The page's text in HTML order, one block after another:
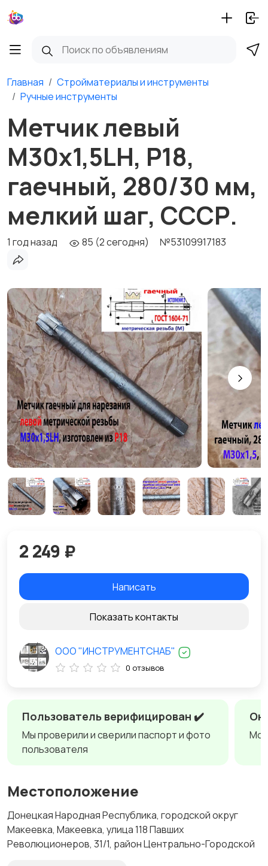
Главная
Стройматериалы и инструменты
Ручные инструменты
Метчик левый
М30х1,5LH, Р18,
гаечный, 280/30 мм,
мелкий шаг, СССР.
1 год назад 85 (2 сегодня) №53109917183
Пользователь верифицирован ✔️
Мы проверили и сверили паспорт и фото
пользователя
Местоположение
Донецкая Народная Республика, городской округ
Макеевка, Макеевка, улица 118 Павших
Революционеров, 31/1, район Центрально-Городской
2 249 ₽
Написать
Показать контакты
ООО "ИНСТРУМЕНТСНАБ"
0 отзывов